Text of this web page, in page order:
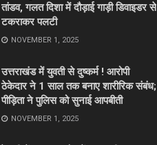
तांडव, गलत दिशा में दौड़ाई गाड़ी डिवाइडर से
टकराकर पलटी
NOVEMBER 1, 2025
उत्तराखंड में युवती से दुष्कर्म ! आरोपी
ठेकेदार ने 1 साल तक बनाए शारीरिक संबंध;
पीड़िता ने पुलिस को सुनाई आपबीती
NOVEMBER 1, 2025